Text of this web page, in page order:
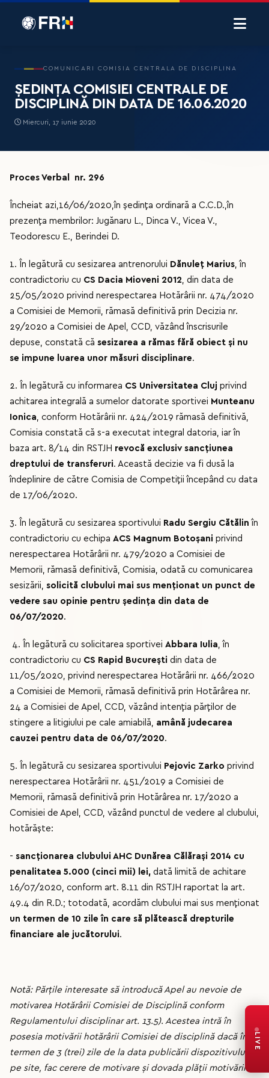
COMUNICARI COMISIA CENTRALA DE DISCIPLINA
ȘEDINȚA COMISIEI CENTRALE DE
DISCIPLINĂ DIN DATA DE 16.06.2020
Miercuri, 17 iunie 2020
Proces Verbal nr. 296
Încheiat azi,16/06/2020,în ședința ordinară a C.C.D.,în
prezența membrilor: Jugănaru L., Dinca V., Vicea V.,
Teodorescu E., Berindei D.
1. În legătură cu sesizarea antrenorului Dănuleț Marius, în
contradictoriu cu CS Dacia Mioveni 2012, din data de
25/05/2020 privind nerespectarea Hotărârii nr. 474/2020
a Comisiei de Memorii, rămasă definitivă prin Decizia nr.
29/2020 a Comisiei de Apel, CCD, văzând înscrisurile
depuse, constată că sesizarea a rămas fără obiect și nu
se impune luarea unor măsuri disciplinare.
2. În legătură cu informarea CS Universitatea Cluj privind
achitarea integrală a sumelor datorate sportivei Munteanu
Ionica, conform Hotărârii nr. 424/2019 rămasă definitivă,
Comisia constată că s-a executat integral datoria, iar în
baza art. 8/14 din RSTJH revocă exclusiv sancțiunea
dreptului de transferuri. Această decizie va fi dusă la
îndeplinire de către Comisia de Competiții începând cu data
de 17/06/2020.
3. În legătură cu sesizarea sportivului Radu Sergiu Cătălin în
contradictoriu cu echipa ACS Magnum Botoșani privind
nerespectarea Hotărârii nr. 479/2020 a Comisiei de
Memorii, rămasă definitivă, Comisia, odată cu comunicarea
sesizării, solicită clubului mai sus menționat un punct de
vedere sau opinie pentru ședința din data de
06/07/2020.
4. În legătură cu solicitarea sportivei Abbara Iulia, în
contradictoriu cu CS Rapid București din data de
11/05/2020, privind nerespectarea Hotărârii nr. 466/2020
a Comisiei de Memorii, rămasă definitivă prin Hotărârea nr.
24 a Comisiei de Apel, CCD, văzând intenția părților de
stingere a litigiului pe cale amiabilă, amână judecarea
cauzei pentru data de 06/07/2020.
5. În legătură cu sesizarea sportivului Pejovic Zarko privind
nerespectarea Hotărârii nr. 451/2019 a Comisiei de
Memorii, rămasă definitivă prin Hotărârea nr. 17/2020 a
Comisiei de Apel, CCD, văzând punctul de vedere al clubului,
hotărăște:
- sancționarea clubului AHC Dunărea Călărași 2014 cu
penalitatea 5.000 (cinci mii) lei, dată limită de achitare
16/07/2020, conform art. 8.11 din RSTJH raportat la art.
49.4 din R.D.; totodată, acordăm clubului mai sus menționat
un termen de 10 zile în care să plătească drepturile
financiare ale jucătorului.
Notă: Părțile interesate să introducă Apel au nevoie de
motivarea Hotărârii Comisiei de Disciplină conform
Regulamentului disciplinar art. 13.5). Acestea intră în
posesia motivării hotărârii Comisiei de disciplină dacă în
termen de 3 (trei) zile de la data publicării dispozitivului
pe site, fac cerere de motivare și dovada plății motivării
LIVE